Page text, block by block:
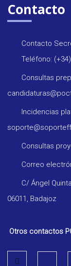
Contacto
Contacto
Teléfono:
Consultas
Incidencias
Consultas
Correo
C/ Ángel
06011, Badajoz
Otros contactos